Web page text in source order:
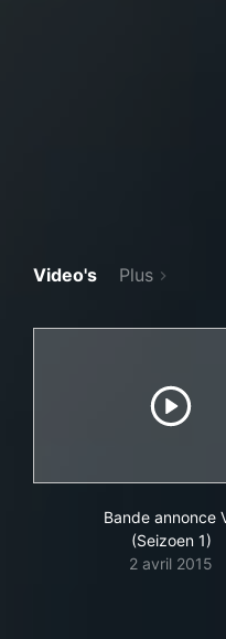
Video's Plus
Bande annonce
(Seizoen 1)
2 avril 2015